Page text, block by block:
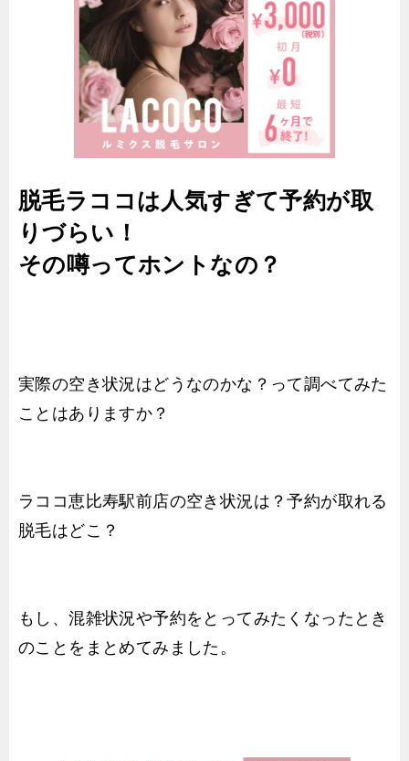
脱毛ラココは人気すぎて予約が取
りづらい！
その噂ってホントなの？
実際の空き状況はどうなのかな？って調べてみた
ことはありますか？
ラココ恵比寿駅前店の空き状況は？予約が取れる
脱毛はどこ？
もし、混雑状況や予約をとってみたくなったとき
のことをまとめてみました。